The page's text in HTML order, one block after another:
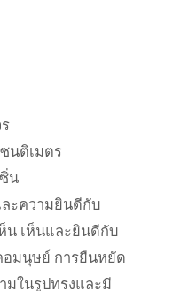
นติเมตร
น
ะความยินดีกับ
น เห็นและยินดีกับ
อมนุษย์ การยืนหยัด
มในรูปทรงและมี